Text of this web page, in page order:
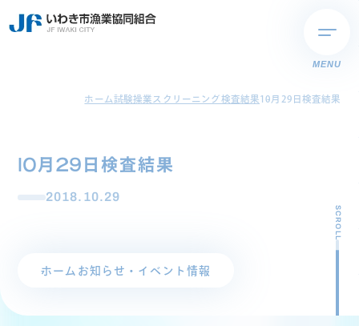
MENU
ホーム試験操業スクリーニング検査結果10月29日検査結果
10月29日検査結果
2018.10.29
ホーム お知らせ・イベント情報
SCROLL